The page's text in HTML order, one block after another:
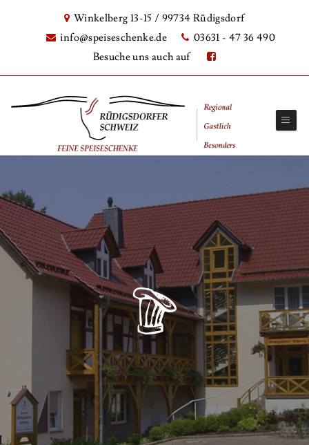
Winkelberg 13-15 / 99734 Rüdigsdorf
info@speiseschenke.de
03631 - 47 36 490
Besuche uns auch auf